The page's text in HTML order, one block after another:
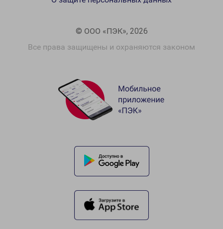
© ООО «ПЭК», 2026
Все права защищены и охраняются законом